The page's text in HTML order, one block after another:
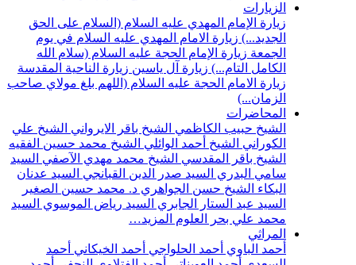
الزيارات
زيارة الإمام المهدي عليه السلام (السلام على الحق
الجديد...) زيارة الامام المهدي عليه السلام في يوم
الجمعة زيارة الإمام الحجة عليه السلام (سلام الله
الكامل التام...) زيارة آل ياسين زيارة الناحية المقدسة
زيارة الامام الحجة عليه السلام (اللهم بلغ مولاي صاحب
الزمان...)
المحاضرات
الشيخ حبيب الكاظمي الشيخ باقر الايرواني الشيخ علي
الكوراني الشيخ أحمد الوائلي الشيخ محمد حسين الفقيه
الشيخ باقر المقدسي الشيخ محمد مهدي الآصفي السيد
سامي البدري السيد صدر الدين القبانجي السيد عدنان
البكاء الشيخ حسن الجواهري د. محمد حسين الصغير
السيد عبد الستار الجابري السيد رياض الموسوي السيد
محمد علي بحر العلوم المزيد…
المراثي
أحمد الباوي أحمد الحلواجي أحمد الخيكاني أحمد